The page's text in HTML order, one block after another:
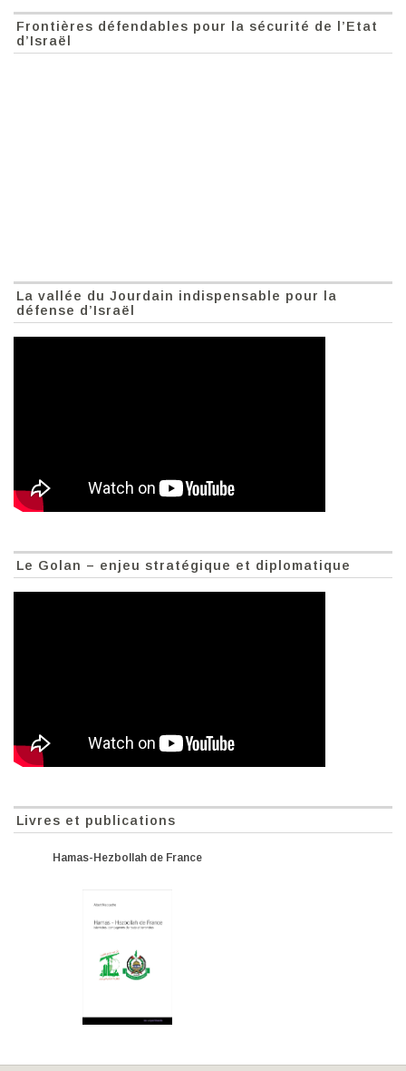
Frontières défendables pour la sécurité de l’Etat
d’Israël
La vallée du Jourdain indispensable pour la
défense d’Israël
Le Golan – enjeu stratégique et diplomatique
Livres et publications
Hamas-Hezbollah de France